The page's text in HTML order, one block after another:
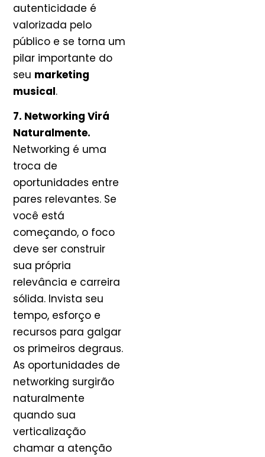
autenticidade é
valorizada pelo
público e se torna um
pilar importante do
seu marketing
musical.
7. Networking Virá
Naturalmente.
Networking é uma
troca de
oportunidades entre
pares relevantes. Se
você está
começando, o foco
deve ser construir
sua própria
relevância e carreira
sólida. Invista seu
tempo, esforço e
recursos para galgar
os primeiros degraus.
As oportunidades de
networking surgirão
naturalmente
quando sua
verticalização
chamar a atenção